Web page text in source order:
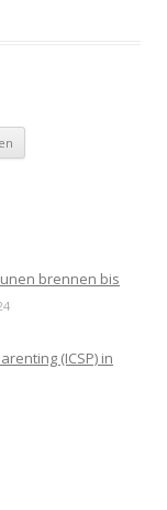
brennen bis
(ICSP) in